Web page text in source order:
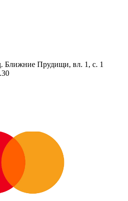
Ближние Прудищи, вл. 1, с. 1